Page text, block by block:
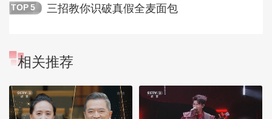
TOP 5 三招教你识破真假全麦面包
相关推荐